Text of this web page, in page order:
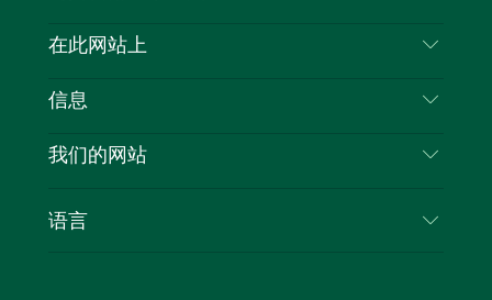
喳
联系我们
隐私
Cookie 通知
在此网站上
目的地
新南威尔士州公路旅行
活动
信息
旅行信息
新南威尔士州的商业
我们的网站
语言